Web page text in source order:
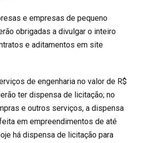
e empresas de pequeno
obrigadas a divulgar o inteiro
e aditamentos em site
de engenharia no valor de R$
ter dispensa de licitação; no
e outros serviços, a dispensa
em empreendimentos de até
há dispensa de licitação para